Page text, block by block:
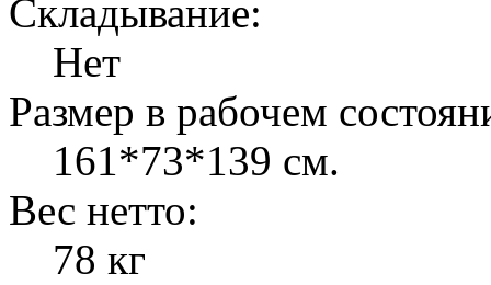
Складывание:
Нет
Размер в рабочем
161*73*139 см.
Вес нетто:
78 кг